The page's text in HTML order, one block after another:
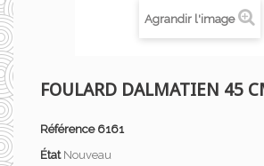
Agrandir l'image
FOULARD DALMATIEN 45
Référence 6161
État Nouveau